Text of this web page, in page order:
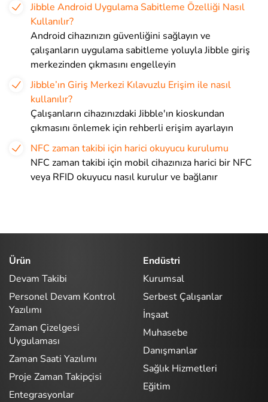
Jibble Android Uygulama Sabitleme Özelliği Nasıl
Kullanılır?
Android cihazınızın güvenliğini sağlayın ve
çalışanların uygulama sabitleme yoluyla Jibble giriş
merkezinden çıkmasını engelleyin
Jibble’ın Giriş Merkezi Kılavuzlu Erişim ile nasıl
kullanılır?
Çalışanların cihazınızdaki Jibble'ın kioskundan
çıkmasını önlemek için rehberli erişim ayarlayın
NFC zaman takibi için harici okuyucu kurulumu
NFC zaman takibi için mobil cihazınıza harici bir NFC
veya RFID okuyucu nasıl kurulur ve bağlanır
Ürün
Devam Takibi
Personel Devam Kontrol
Yazılımı
Zaman Çizelgesi
Uygulaması
Zaman Saati Yazılımı
Proje Zaman Takipçisi
Entegrasyonlar
Endüstri
Kurumsal
Serbest Çalışanlar
İnşaat
Muhasebe
Danışmanlar
Sağlık Hizmetleri
Eğitim